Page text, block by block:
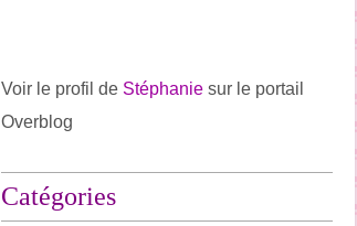
Voir le profil de Stéphanie sur le portail
Overblog
Catégories